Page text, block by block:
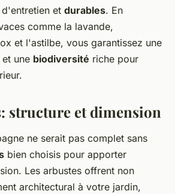
d'entretien et durables. En
comme la lavande,
et l'astilbe, vous garantissez une
une biodiversité riche pour
structure et dimension
ne serait pas complet sans
bien choisis pour apporter
Les arbustes offrent non
architectural à votre jardin,